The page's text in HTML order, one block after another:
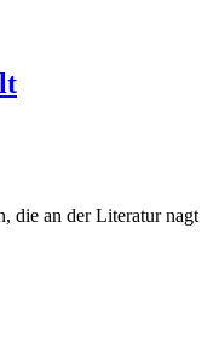
die an der Literatur nagt